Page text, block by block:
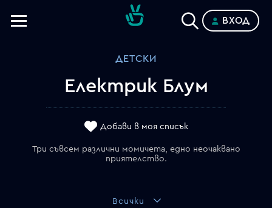
ВХОД
ДЕТСКИ
Електрик Блум
Добави в моя списък
Три съвсем различни момичета, едно неочаквано
приятелство.
Всички